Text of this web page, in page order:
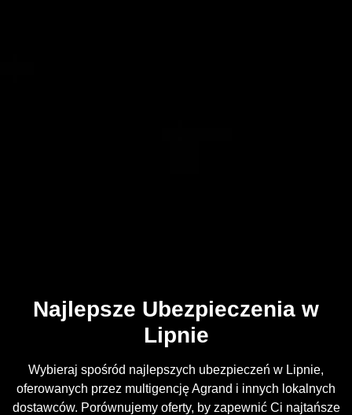
Najlepsze Ubezpieczenia w
Lipnie
Wybieraj spośród najlepszych ubezpieczeń w Lipnie,
oferowanych przez multigencję Agrand i innych lokalnych
dostawców. Porównujemy oferty, by zapewnić Ci najtańsze